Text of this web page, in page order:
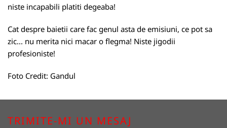
niste incapabili platiti degeaba!
Cat despre baietii care fac genul asta de emisiuni, ce pot sa
zic... nu merita nici macar o flegma! Niste jigodii
profesioniste!
Foto Credit: Gandul
TRIMITE-MI UN MESAJ